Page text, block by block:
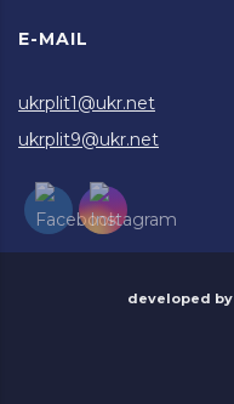
E-MAIL
ukrplit1@ukr.net
ukrplit9@ukr.net
developed by